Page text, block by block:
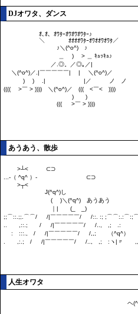
DJオワタ、ダンス
あうあう、散歩
人生オワタ